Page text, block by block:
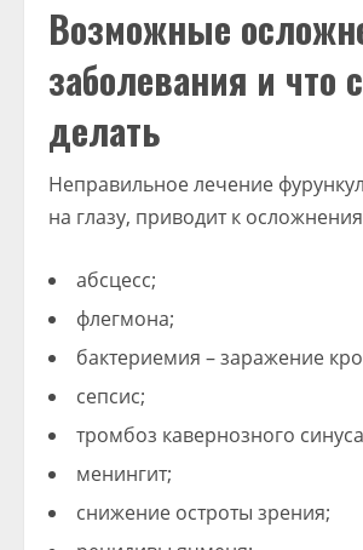
Возможные
заболевания и что
делать
Неправильное лечение
на глазу, приводит к
абсцесс;
флегмона;
бактериемия – заражение
сепсис;
тромбоз кавернозного
менингит;
снижение остроты зрения;